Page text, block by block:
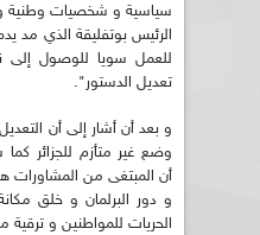
سياسية و شخصيات وطنية و
الرئيس بوتفليقة الذي مد
للعمل سويا للوصول إلى
تعديل الدستور".
و بعد أن أشار إلى أن
وضع غير متأزم للجزائر
أن المبتغى من
و دور البرلمان و خلق
الحريات للمواطنين و ترقية